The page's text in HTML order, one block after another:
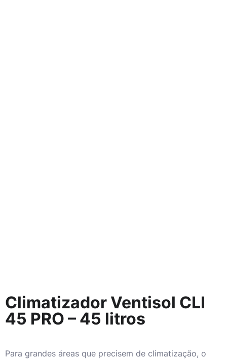
Climatizador Ventisol CLI
45 PRO – 45 litros
Para grandes áreas que precisem de climatização, o